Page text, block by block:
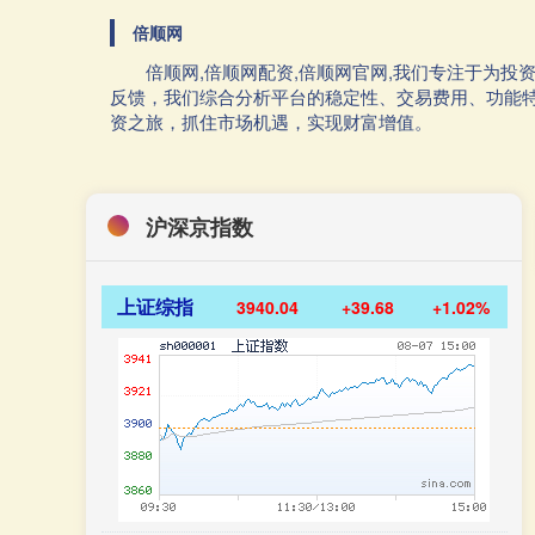
倍顺网
倍顺网,倍顺网配资,倍顺网官网,我们专注于为投
反馈，我们综合分析平台的稳定性、交易费用、功
资之旅，抓住市场机遇，实现财富增值。
沪深京指数
上证综指 3940.04 +39.68 +1.02%